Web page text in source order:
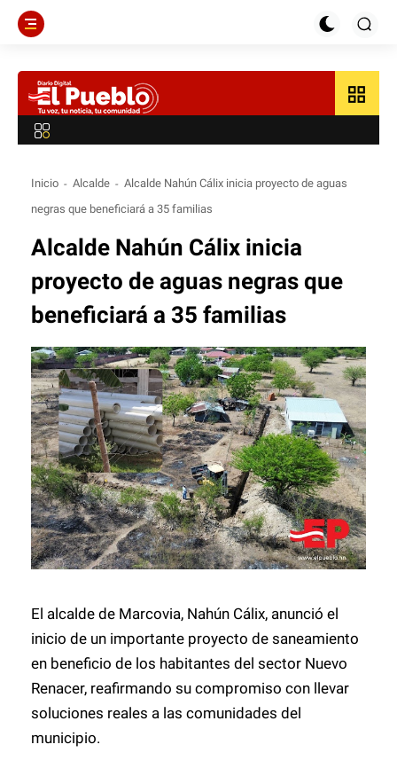
grid_view
Inicio Alcalde
Alcalde Nahún Cálix inicia proyecto de aguas
negras que beneficiará a 35 familias
Alcalde Nahún Cálix inicia
proyecto de aguas negras que
beneficiará a 35 familias
El alcalde de Marcovia, Nahún Cálix, anunció el
inicio de un importante proyecto de saneamiento
en beneficio de los habitantes del sector Nuevo
Renacer, reafirmando su compromiso con llevar
soluciones reales a las comunidades del
municipio.